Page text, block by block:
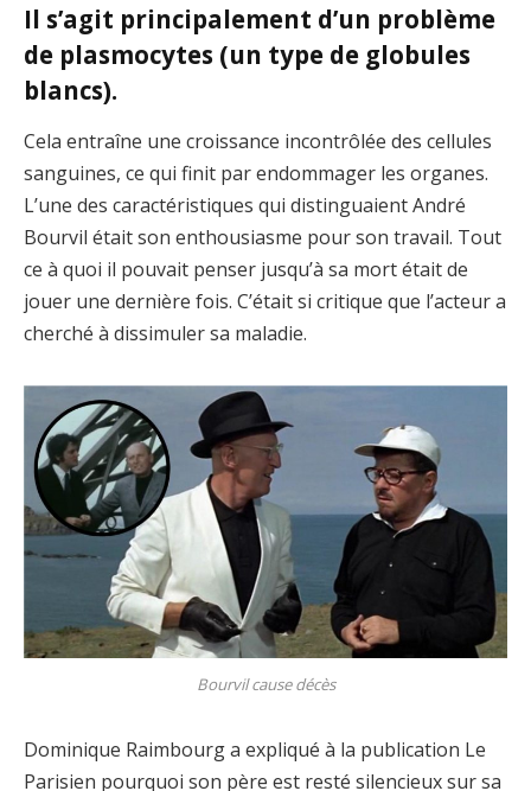
Il s’agit principalement d’un problème
de plasmocytes (un type de globules
blancs).
Cela entraîne une croissance incontrôlée des cellules
sanguines, ce qui finit par endommager les organes.
L’une des caractéristiques qui distinguaient André
Bourvil était son enthousiasme pour son travail. Tout
ce à quoi il pouvait penser jusqu’à sa mort était de
jouer une dernière fois. C’était si critique que l’acteur a
cherché à dissimuler sa maladie.
Bourvil cause décès
Dominique Raimbourg a expliqué à la publication Le
Parisien pourquoi son père est resté silencieux sur sa